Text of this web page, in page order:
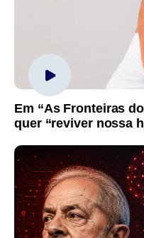
Em “As Fronteiras
quer “reviver nossa